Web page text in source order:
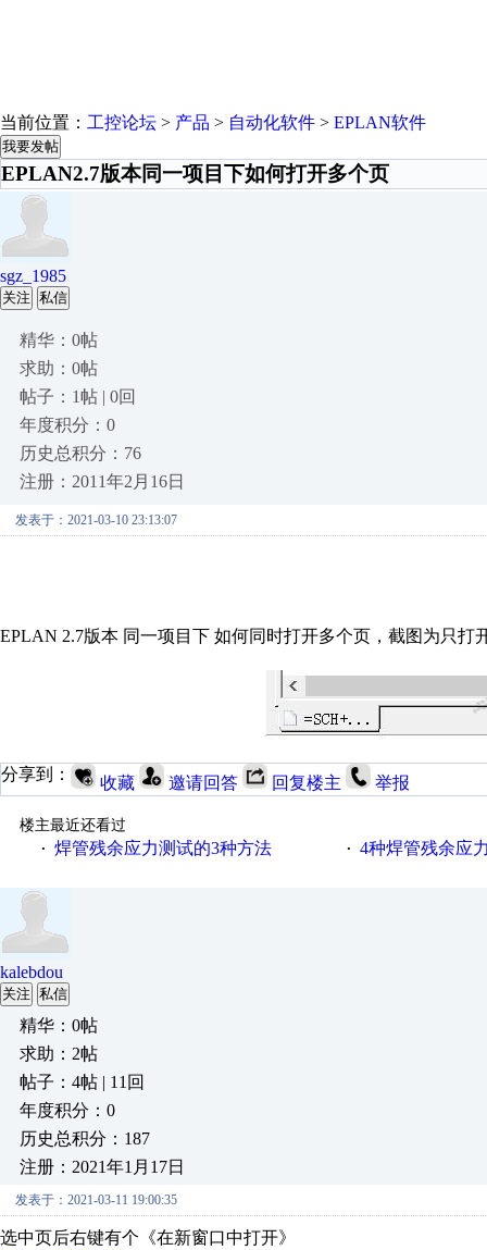
当前位置： 工控论坛 > 产品 > 自动化软件 > EPLAN软件
我要发帖
EPLAN2.7版本同一项目下如何打开多个页
sgz_1985
关注 私信
精华：0帖
求助：0帖
帖子：1帖 | 0回
年度积分：0
历史总积分：76
注册：2011年2月16日
发表于：2021-03-10 23:13:07
EPLAN 2.7版本 同一项目下 如何同时打开多个页，截图为只
分享到： 收藏 邀请回答 回复楼主 举报
楼主最近还看过
· 焊管残余应力测试的3种方法 · 4种焊管残余应
kalebdou
关注 私信
精华：0帖
求助：2帖
帖子：4帖 | 11回
年度积分：0
历史总积分：187
注册：2021年1月17日
发表于：2021-03-11 19:00:35
选中页后右键有个《在新窗口中打开》